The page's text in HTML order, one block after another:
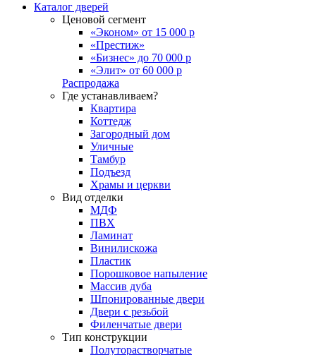
Каталог дверей
Ценовой сегмент
«Эконом» от 15 000 р
«Престиж»
«Бизнес» до 70 000 р
«Элит» от 60 000 р
Распродажа
Где устанавливаем?
Квартира
Коттедж
Загородный дом
Уличные
Тамбур
Подъезд
Храмы и церкви
Вид отделки
МДФ
ПВХ
Ламинат
Винилискожа
Пластик
Порошковое напыление
Массив дуба
Шпонированные двери
Двери с резьбой
Филенчатые двери
Тип конструкции
Полуторастворчатые